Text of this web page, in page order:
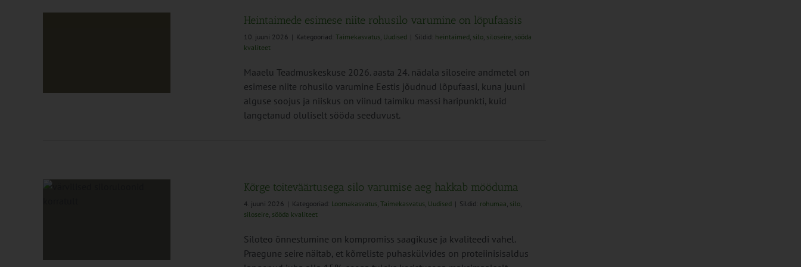
Heintaimede esimese niite rohusilo varumine on lõpufaasis
10. juuni 2026 | Kategooriad: Taimekasvatus, Uudised | Sildid: heintaimed, silo, siloseire, sööda
kvaliteet
Maaelu Teadmuskeskuse 2026. aasta 24. nädala siloseire andmetel on
esimese niite rohusilo varumine Eestis jõudnud lõpufaasi, kuna juuni
alguse soojus ja niiskus on viinud taimiku massi haripunkti, kuid
langetanud oluliselt sööda seeduvust.
Kõrge toiteväärtusega silo varumise aeg hakkab mööduma
4. juuni 2026 | Kategooriad: Loomakasvatus, Taimekasvatus, Uudised | Sildid: rohumaa, silo,
siloseire, sööda kvaliteet
Siloteo õnnestumine on kompromiss saagikuse ja kvaliteedi vahel.
Praegune seire näitab, et kõrreliste puhaskülvides on proteiinisisaldus